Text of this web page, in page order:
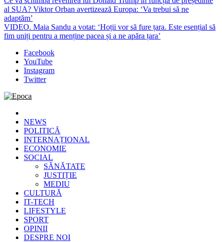
al SUA? Viktor Orban avertizează Europa: ‘Va trebui să ne
adaptăm’
VIDEO. Maia Sandu a votat: ‘Hoții vor să fure țara. Este esențial să
fim uniți pentru a menține pacea și a ne apăra țara’
Facebook
YouTube
Instagram
Twitter
Epoca
Cele mai noi știri online din România
NEWS
POLITICĂ
INTERNAȚIONAL
ECONOMIE
SOCIAL
SĂNĂTATE
JUSTIȚIE
MEDIU
CULTURĂ
IT-TECH
LIFESTYLE
SPORT
OPINII
DESPRE NOI